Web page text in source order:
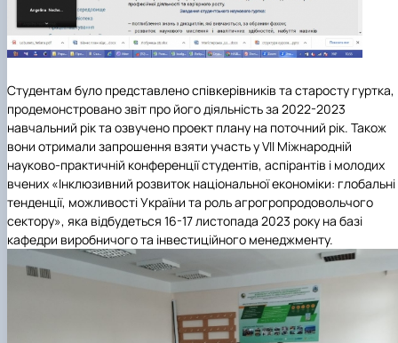
Студентам було представлено співкерівників та старосту гуртка,
продемонстровано звіт про його діяльність за 2022-2023
навчальний рік та озвучено проект плану на поточний рік. Також
вони отримали запрошення взяти участь у VII Міжнародній
науково-практичній конференції студентів, аспірантів і молодих
вчених «Інклюзивний розвиток національної економіки: глобальні
тенденції, можливості України та роль агрогропродовольчого
сектору», яка відбудеться 16-17 листопада 2023 року на базі
кафедри виробничого та інвестиційного менеджменту.